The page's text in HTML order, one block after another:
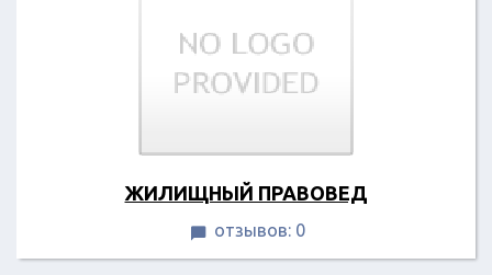
ЖИЛИЩНЫЙ ПРАВОВЕД
 отзывов: 0